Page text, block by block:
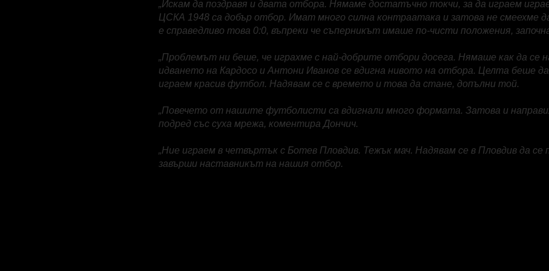
„Искам да поздравя и двата отбора. Нямаме достатъчно токчи, за да играем
ЦСКА 1948 са добър отбор. Имат много силна контраатака и затова не смеехме
е справедливо това 0:0, въпреки че съперникът имаше по-чисти положения,
„Проблемът ни беше, че играхме с най-добрите отбори досега. Нямаше как да се
идването на Кардосо и Антони Иванов се вдигна нивото на отбора. Целта беше
играем красив футбол. Надявам се с времето и това да стане, допълни той.
„Повечето от нашите футболисти са вдигнали много формата. Затова и
подред със суха мрежа, коментира Дончич.
„Ние играем в четвъртък с Ботев Пловдив. Тежък мач. Надявам се в Пловдив да се
завърши наставникът на нашия отбор.